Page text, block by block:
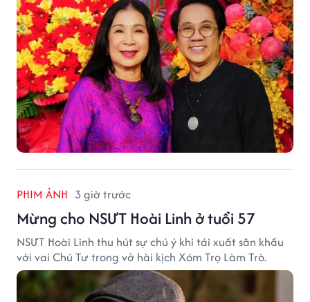
PHIM ẢNH 3 giờ trước
Mừng cho NSƯT Hoài Linh ở tuổi 57
NSƯT Hoài Linh thu hút sự chú ý khi tái xuất sân khấu
với vai Chú Tư trong vở hài kịch Xóm Trọ Làm Trò.